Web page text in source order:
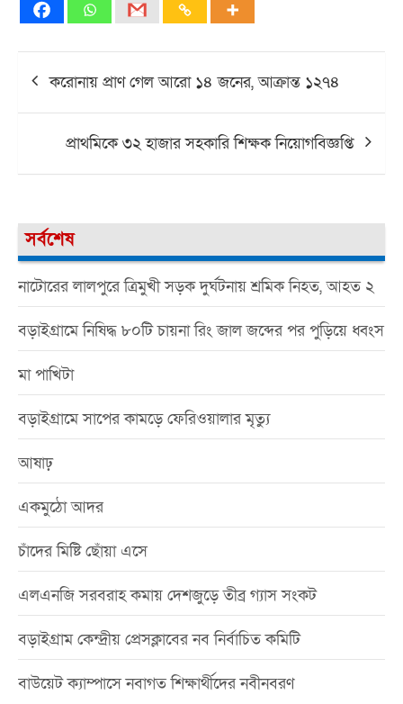
navigation
করোনায় প্রাণ গেল আরো ১৪ জনের, আক্রান্ত ১২৭৪
প্রাথমিকে ৩২ হাজার সহকারি শিক্ষক নিয়োগবিজ্ঞপ্তি
সর্বশেষ
নাটোরের লালপুরে ত্রিমুখী সড়ক দুর্ঘটনায় শ্রমিক নিহত, আহত ২
বড়াইগ্রামে নিষিদ্ধ ৮০টি চায়না রিং জাল জব্দের পর পুড়িয়ে ধ্বংস
মা পাখিটা
বড়াইগ্রামে সাপের কামড়ে ফেরিওয়ালার মৃত্যু
আষাঢ়
একমুঠো আদর
চাঁদের মিষ্টি ছোঁয়া এসে
এলএনজি সরবরাহ কমায় দেশজুড়ে তীব্র গ্যাস সংকট
বড়াইগ্রাম কেন্দ্রীয় প্রেসক্লাবের নব নির্বাচিত কমিটি
বাউয়েট ক্যাম্পাসে নবাগত শিক্ষার্থীদের নবীনবরণ